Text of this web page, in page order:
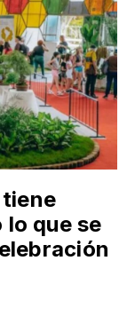
tiene
que se